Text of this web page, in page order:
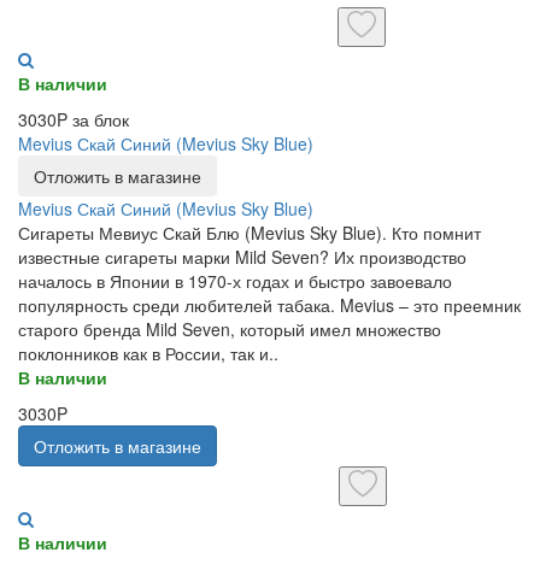
В наличии
3030P за блок
Mevius Скай Синий (Mevius Sky Blue)
Отложить в магазине
Mevius Скай Синий (Mevius Sky Blue)
Сигареты Мевиус Скай Блю (Mevius Sky Blue). Кто помнит
известные сигареты марки Mild Seven? Их производство
началось в Японии в 1970-х годах и быстро завоевало
популярность среди любителей табака. Mevius – это преемник
старого бренда Mild Seven, который имел множество
поклонников как в России, так и..
В наличии
3030P
Отложить в магазине
В наличии